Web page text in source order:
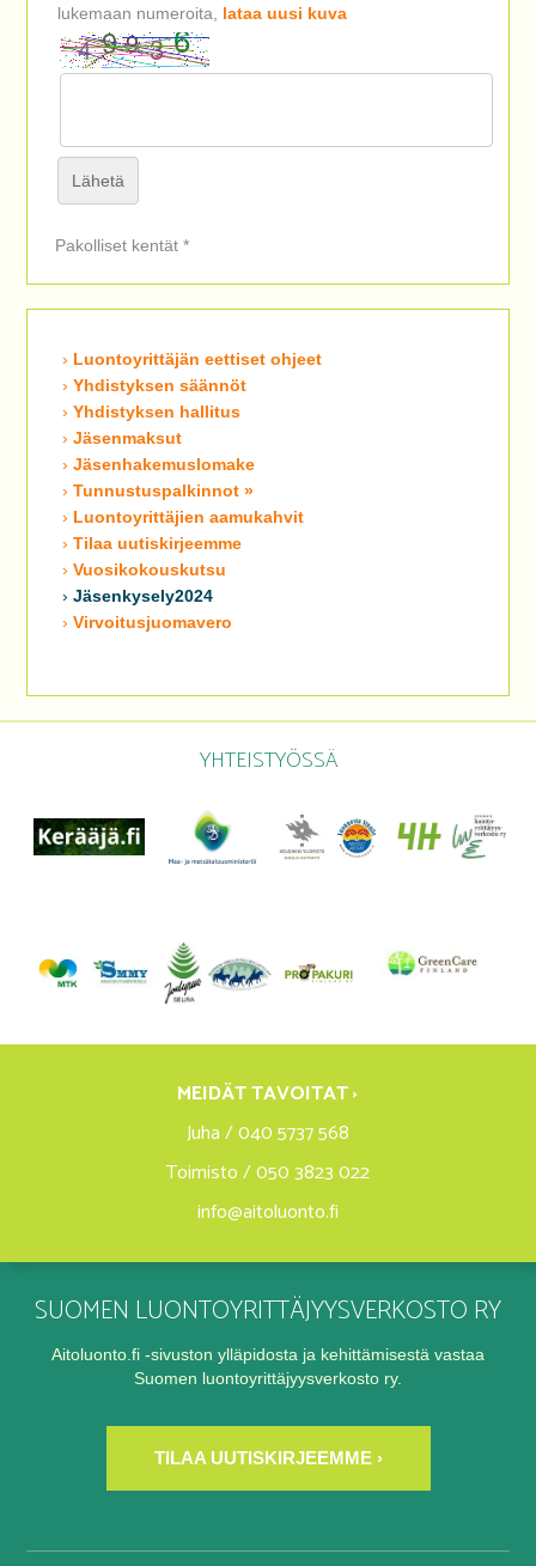
lukemaan numeroita, lataa uusi kuva
Pakolliset kentät *
Luontoyrittäjän eettiset ohjeet
Yhdistyksen säännöt
Yhdistyksen hallitus
Jäsenmaksut
Jäsenhakemuslomake
Tunnustuspalkinnot »
Luontoyrittäjien aamukahvit
Tilaa uutiskirjeemme
Vuosikokouskutsu
Jäsenkysely2024
Virvoitusjuomavero
YHTEISTYÖSSÄ
MEIDÄT TAVOITAT ›
Juha / 040 5737 568
Toimisto / 050 3823 022
info@aitoluonto.fi
SUOMEN LUONTOYRITTÄJYYSVERKOSTO RY
Aitoluonto.fi -sivuston ylläpidosta ja kehittämisestä vastaa
Suomen luontoyrittäjyysverkosto ry.
TILAA UUTISKIRJEEMME ›